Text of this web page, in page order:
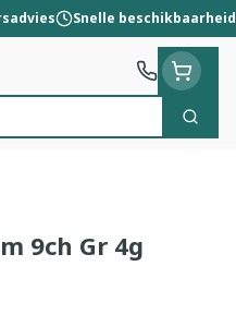
Snelle beschikbaarheid
Zoek
9ch Gr 4g